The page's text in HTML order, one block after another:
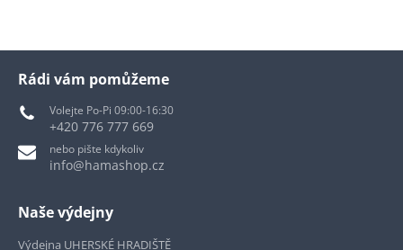
Rádi vám pomůžeme
Volejte Po-Pi 09:00-16:30
+420 776 777 669
nebo pište kdykoliv
info@hamashop.cz
Naše výdejny
Výdejna UHERSKÉ HRADIŠTĚ